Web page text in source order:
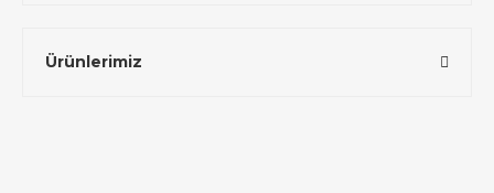
Ürünlerimiz